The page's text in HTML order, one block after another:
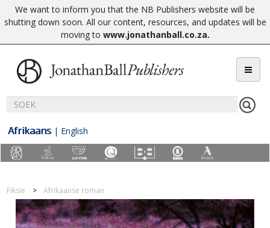
We want to inform you that the NB Publishers website will be
shutting down soon. All our content, resources, and updates will be
moving to www.jonathanball.co.za.
Afrikaans | English
Fiksie Afrikaanse roman